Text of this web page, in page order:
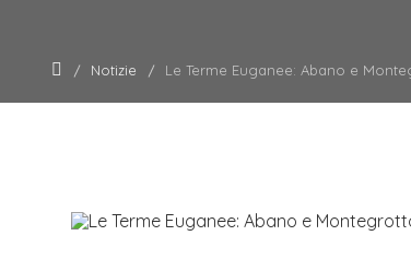
Notizie Le Terme Euganee: Abano e